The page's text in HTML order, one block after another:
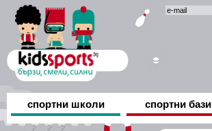
спортни школи спортни бази